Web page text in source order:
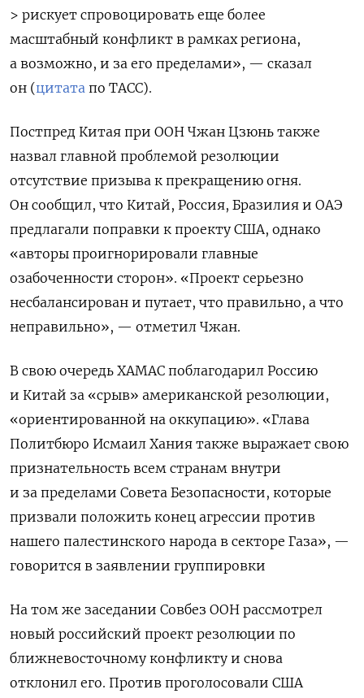
> рискует спровоцировать еще более
масштабный конфликт в рамках региона,
а возможно, и за его пределами», — сказал
он (цитата по ТАСС).
Постпред Китая при ООН Чжан Цзюнь также
назвал главной проблемой резолюции
отсутствие призыва к прекращению огня.
Он сообщил, что Китай, Россия, Бразилия и ОАЭ
предлагали поправки к проекту США, однако
«авторы проигнорировали главные
озабоченности сторон». «Проект серьезно
несбалансирован и путает, что правильно, а что
неправильно», — отметил Чжан.
В свою очередь ХАМАС поблагодарил Россию
и Китай за «срыв» американской резолюции,
«ориентированной на оккупацию». «Глава
Политбюро Исмаил Хания также выражает свою
признательность всем странам внутри
и за пределами Совета Безопасности, которые
призвали положить конец агрессии против
нашего палестинского народа в секторе Газа», —
говорится в заявлении группировки
На том же заседании Совбез ООН рассмотрел
новый российский проект резолюции по
ближневосточному конфликту и снова
отклонил его. Против проголосовали США